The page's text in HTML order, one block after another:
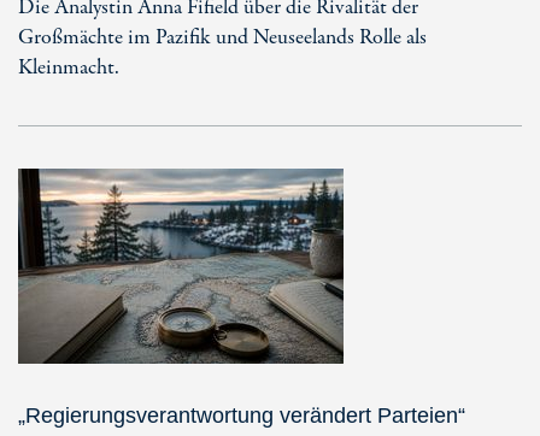
Die Analystin Anna Fifield über die Rivalität der
Großmächte im Pazifik und Neuseelands Rolle als
Kleinmacht.
„Regierungsverantwortung verändert Parteien“